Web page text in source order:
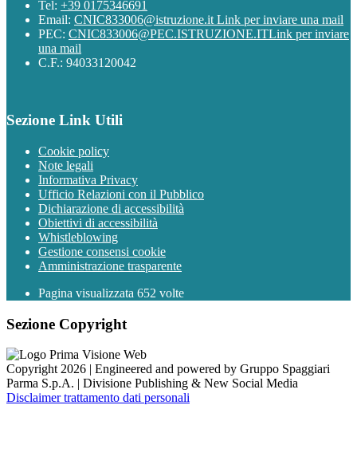
Tel: +39 0175346691
Email: CNIC833006@istruzione.it Link per inviare una mail
PEC: CNIC833006@PEC.ISTRUZIONE.ITLink per inviare
una mail
C.F.: 94033120042
Sezione Link Utili
Cookie policy
Note legali
Informativa Privacy
Ufficio Relazioni con il Pubblico
Dichiarazione di accessibilità
Obiettivi di accessibilità
Whistleblowing
Gestione consensi cookie
Amministrazione trasparente
Pagina visualizzata 652 volte
Sezione Copyright
Copyright 2026 | Engineered and powered by Gruppo Spaggiari
Parma S.p.A. | Divisione Publishing & New Social Media
Disclaimer trattamento dati personali